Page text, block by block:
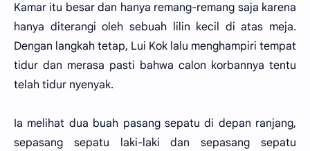
Kamar itu besar dan hanya remang-remang saja karena
hanya diterangi oleh sebuah lilin kecil di atas meja.
Dengan langkah tetap, Lui Kok lalu menghampiri tempat
tidur dan merasa pasti bahwa calon korbannya tentu
telah tidur nyenyak.
Ia melihat dua buah pasang sepatu di depan ranjang,
sepasang sepatu laki-laki dan sepasang sepatu